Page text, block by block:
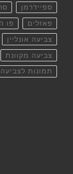
ספיידרמן
פאזלים פו
צביעה אונליין
צביעה מקוונת
תמונות לצביעה